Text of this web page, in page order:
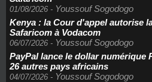
01/08/2026 - Youssouf Sogodogo
Kenya : la Cour d'appel autorise
Safaricom à Vodacom
06/07/2026 - Youssouf Sogodogo
PayPal lance le dollar numérique
26 autres pays africains
04/07/2026 - Youssouf Sogodogo